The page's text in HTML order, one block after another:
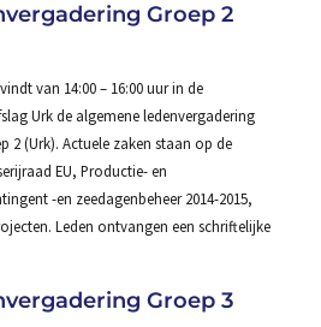
Groep 2
van 14:00 – 16:00 uur in de
Urk de algemene ledenvergadering
2 (Urk). Actuele zaken staan op de
EU, Productie- en
-en zeedagenbeheer 2014-2015,
Leden ontvangen een schriftelijke
Groep 3